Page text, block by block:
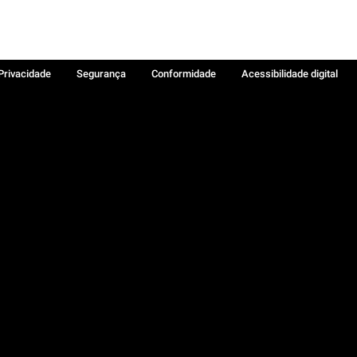
Segurança Conformidade
Acessibilidade digital